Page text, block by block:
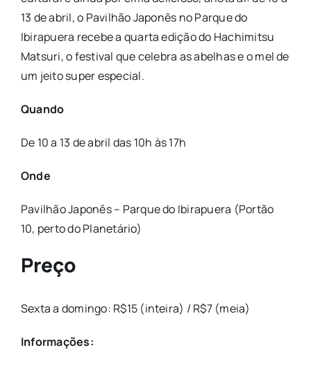
13 de abril, o Pavilhão Japonês no Parque do
Ibirapuera recebe a quarta edição do Hachimitsu
Matsuri, o festival que celebra as abelhas e o mel de
um jeito super especial.
Quando
De 10a 13 deabril das 10h às 17h
Onde
Pavilhão Japonês – Parque do Ibirapuera (Portão
10, perto do Planetário)
Preço
Sexta a domingo: R$15 (inteira) / R$7 (meia)
Informações: